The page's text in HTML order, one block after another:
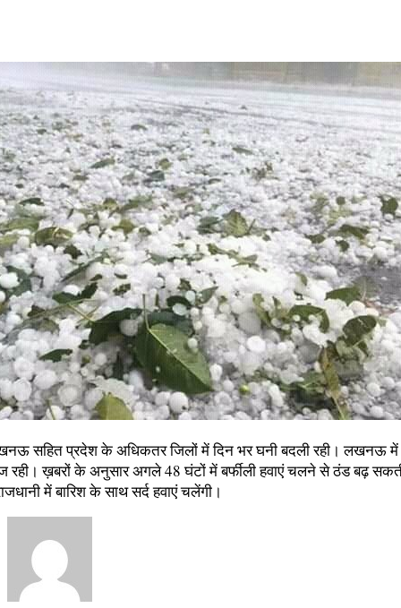
सहित प्रदेश के अधिकतर जिलों में दिन भर घनी बदली रही। लखनऊ
रही। ख़बरों के अनुसार अगले 48 घंटों में बर्फीली हवाएं चलने से ठंड बढ़
में बारिश के साथ सर्द हवाएं चलेंगी।